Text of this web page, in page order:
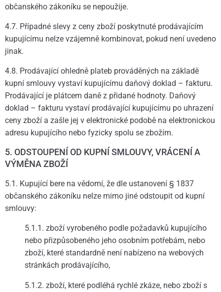
občanského zákoníku se nepoužije.
4.7. Případné slevy z ceny zboží poskytnuté prodávajícím
kupujícímu nelze vzájemně kombinovat, pokud není uvedeno
jinak.
4.8. Prodávající ohledně plateb prováděných na základě
kupní smlouvy vystaví kupujícímu daňový doklad – fakturu.
Prodávající je plátcem daně z přidané hodnoty. Daňový
doklad – fakturu vystaví prodávající kupujícímu po uhrazení
ceny zboží a zašle jej v elektronické podobě na elektronickou
adresu kupujícího nebo fyzicky spolu se zbožím.
5. ODSTOUPENÍ OD KUPNÍ SMLOUVY, VRÁCENÍ A
VÝMĚNA ZBOŽÍ
5.1. Kupující bere na vědomí, že dle ustanovení § 1837
občanského zákoníku nelze mimo jiné odstoupit od kupní
smlouvy:
5.1.1. zboží vyrobeného podle požadavků kupujícího
nebo přizpůsobeného jeho osobním potřebám, nebo
zboží, které standardně není nabízeno na webových
stránkách prodávajícího,
5.1.2. zboží, které podléhá rychlé zkáze, nebo zboží s